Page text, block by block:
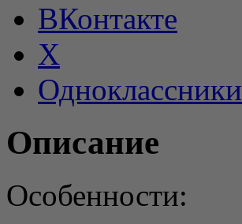
ВКонтакте
X
Одноклассники
Описание
Особенности: